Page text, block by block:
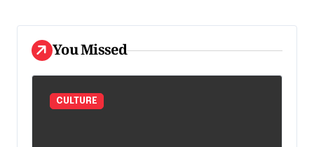
You Missed
CULTURE